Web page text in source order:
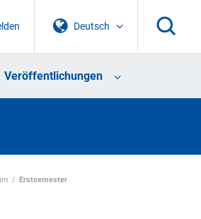
Deutsch
Veröffentlichungen
Erstsemester